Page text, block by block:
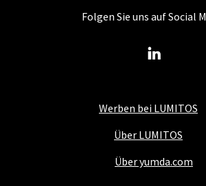
Werben bei LUMITOS
Über LUMITOS
Über yumda.com
Folgen Sie uns auf Social